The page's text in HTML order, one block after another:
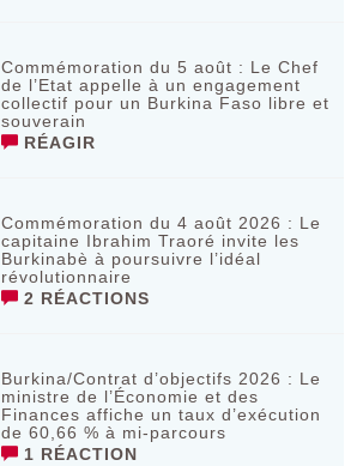
Commémoration du 5 août : Le Chef
de l’Etat appelle à un engagement
collectif pour un Burkina Faso libre et
souverain
RÉAGIR
Commémoration du 4 août 2026 : Le
capitaine Ibrahim Traoré invite les
Burkinabè à poursuivre l’idéal
révolutionnaire ‎
2 RÉACTIONS
Burkina/Contrat d’objectifs 2026 : Le
ministre de l’Économie et des
Finances affiche un taux d’exécution
de 60,66 % à mi-parcours
1 RÉACTION